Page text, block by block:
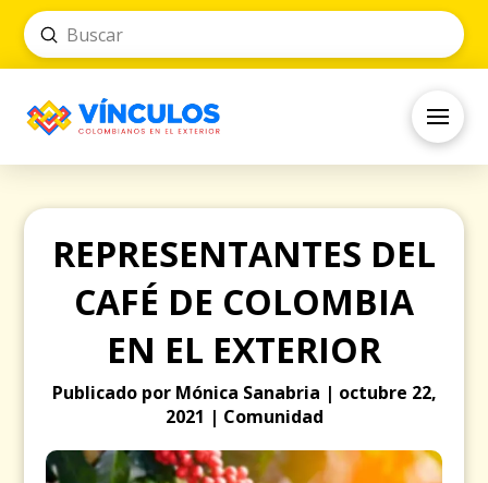
Search
Submit
REPRESENTANTES DEL
CAFÉ DE COLOMBIA
EN EL EXTERIOR
Publicado por Mónica Sanabria | octubre 22,
2021 | Comunidad